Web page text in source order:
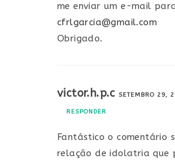
me enviar um e-mail
cfrlgarcia@gmail.com
Obrigado.
victor.h.p.c SETEMBRO 29,
RESPONDER
Fantástico o comentário
relação de idolatria que